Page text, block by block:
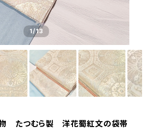
1/13
たつむら製 洋花蜀紅文の袋帯